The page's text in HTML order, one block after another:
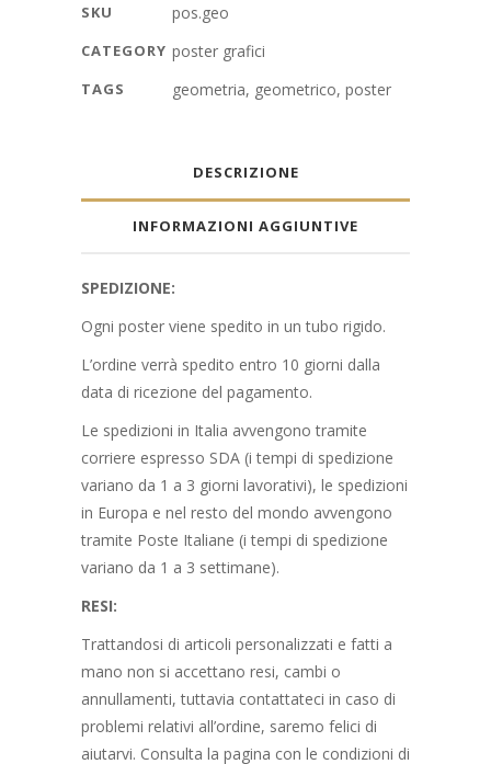
SKU pos.geo
CATEGORY poster grafici
TAGS geometria, geometrico, poster
DESCRIZIONE
INFORMAZIONI AGGIUNTIVE
SPEDIZIONE:
Ogni poster viene spedito in un tubo rigido.
L’ordine verrà spedito entro 10 giorni dalla
data di ricezione del pagamento.
Le spedizioni in Italia avvengono tramite
corriere espresso SDA (i tempi di spedizione
variano da 1 a 3 giorni lavorativi), le spedizioni
in Europa e nel resto del mondo avvengono
tramite Poste Italiane (i tempi di spedizione
variano da 1 a 3 settimane).
RESI:
Trattandosi di articoli personalizzati e fatti a
mano non si accettano resi, cambi o
annullamenti, tuttavia contattateci in caso di
problemi relativi all’ordine, saremo felici di
aiutarvi. Consulta la pagina con le condizioni di